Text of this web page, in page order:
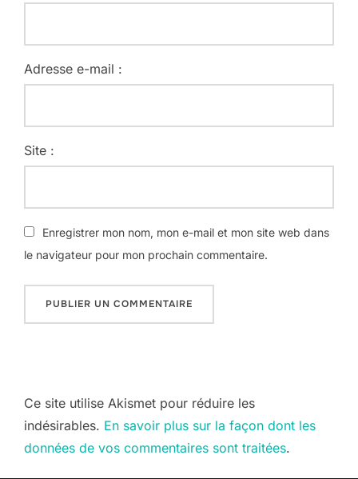
Adresse e-mail :
Site :
Enregistrer mon nom, mon e-mail et mon site web dans
le navigateur pour mon prochain commentaire.
Ce site utilise Akismet pour réduire les
indésirables. En savoir plus sur la façon dont les
données de vos commentaires sont traitées.